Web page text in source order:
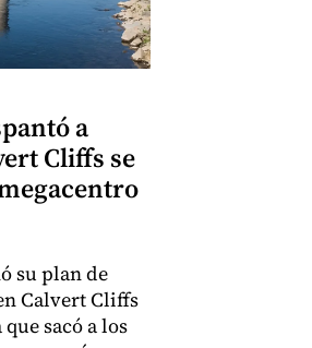
a
Cliffs se
su plan de
Calvert Cliffs
sacó a los